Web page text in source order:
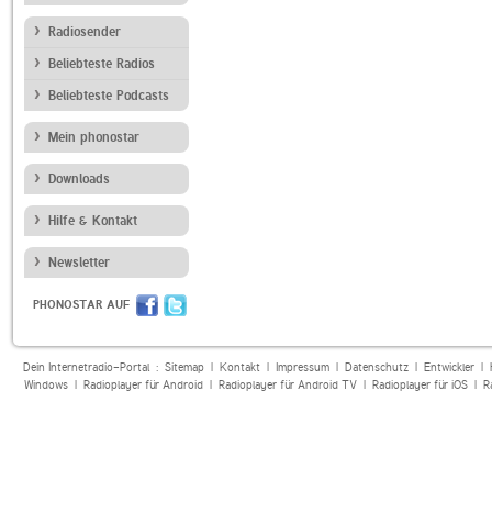
Radiosender
Beliebteste Radios
Beliebteste Podcasts
Mein phonostar
Downloads
Hilfe & Kontakt
Newsletter
PHONOSTAR AUF
Dein Internetradio-Portal : Sitemap| Kontakt| Impressum| Datenschutz| Entwickler|
Windows| Radioplayer für Android| Radioplayer für Android TV| Radioplayer für iOS|